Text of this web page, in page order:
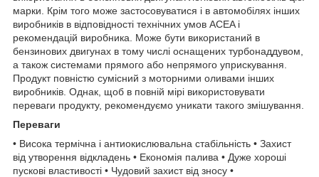
марки. Крім того може застосовуватися і в автомобілях інших
виробників в відповідності технічних умов ACEA і
рекомендацій виробника. Може бути використаний в
бензинових двигунах в тому числі оснащених турбонаддувом,
а також системами прямого або непрямого уприскування.
Продукт повністю сумісний з моторними оливами інших
виробників. Однак, щоб в повній мірі використовувати
переваги продукту, рекомендуємо уникати такого змішування.
Переваги
• Висока термічна і антиокислювальна стабільність • Захист
від утворення відкладень • Економія палива • Дуже хороші
пускові властивості • Чудовий захист від зносу •